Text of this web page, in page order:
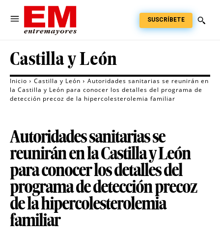
SUSCRÍBETE
Castilla y León
Inicio Castilla y León
Autoridades sanitarias se reunirán en
la Castilla y León para conocer los detalles del programa de
detección precoz de la hipercolesterolemia familiar
Autoridades sanitarias se
reunirán en la Castilla y León
para conocer los detalles del
programa de detección precoz
de la hipercolesterolemia
familiar